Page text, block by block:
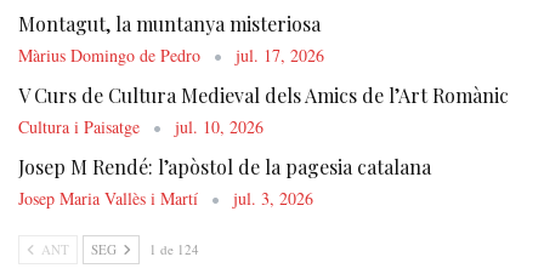
Montagut, la muntanya misteriosa
Màrius Domingo de Pedro jul. 17, 2026
V Curs de Cultura Medieval dels Amics de l’Art Romànic
Cultura i Paisatge jul. 10, 2026
Josep M Rendé: l’apòstol de la pagesia catalana
Josep Maria Vallès i Martí jul. 3, 2026
ANT SEG 1 de 124